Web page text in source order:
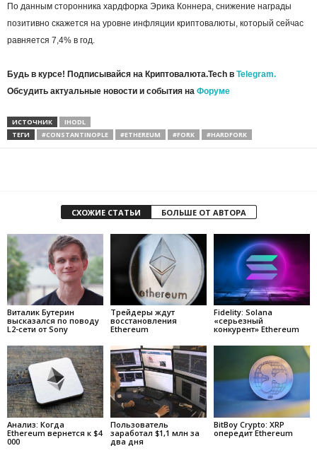
По данным сторонника хардфорка Эрика Коннера, снижение награды
позитивно скажется на уровне инфляции криптовалюты, который сейчас
равняется 7,4% в год.
Будь в курсе! Подписывайся на Криптовалюта.Tech в Telegram.
Обсудить актуальные новости и события на Форуме
ИСТОЧНИК
IHODL
ТЕГИ
#CONSTANTINOPLE #ETHEREUM #FORK #HARDFORK
СХОЖИЕ СТАТЬИ БОЛЬШЕ ОТ АВТОРА
Виталик Бутерин
высказался по поводу
L2-сети от Sony
Трейдеры ждут
восстановления
Ethereum
Fidelity: Solana
«серьезный
конкурент» Ethereum
Анализ: Когда
Ethereum вернется к $4
000
Пользователь
заработал $1,1 млн за
два дня
BitBoy Crypto: XRP
опередит Ethereum